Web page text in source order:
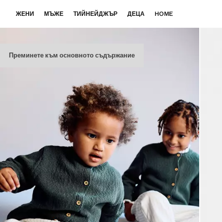
Преминете към основното съдържание
ЖЕНИ МЪЖЕ ТИЙНЕЙДЖЪР ДЕЦА HOME